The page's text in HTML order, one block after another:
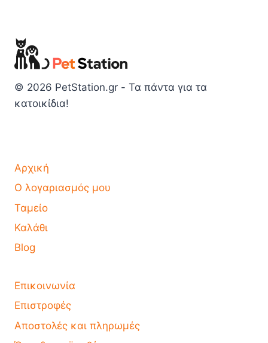
© 2026 PetStation.gr - Τα πάντα για τα
κατοικίδια!
Αρχική
Ο λογαριασμός μου
Ταμείο
Καλάθι
Blog
Επικοινωνία
Επιστροφές
Αποστολές και πληρωμές